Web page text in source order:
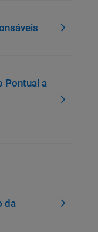
Pontual a
da